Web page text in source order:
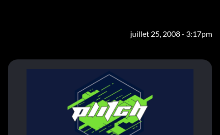
juillet 25, 2008 - 3:17pm